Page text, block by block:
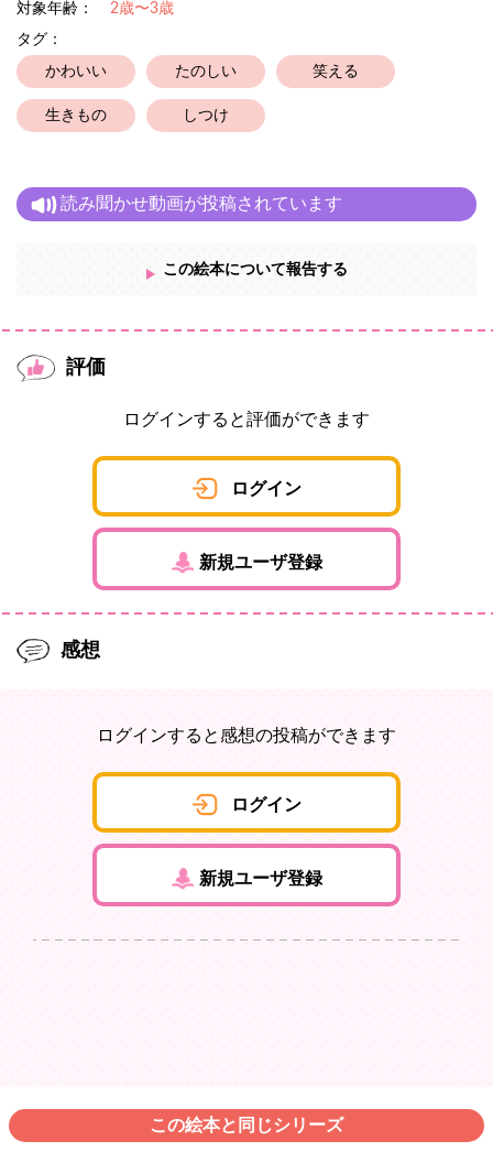
対象年齢：
2歳〜3歳
タグ：
かわいい たのしい 笑える
生きもの しつけ
読み聞かせ動画が投稿されています
この絵本について報告する
評価
ログインすると評価ができます
ログイン
新規ユーザ登録
感想
ログインすると感想の投稿ができます
ログイン
新規ユーザ登録
この絵本と同じシリーズ